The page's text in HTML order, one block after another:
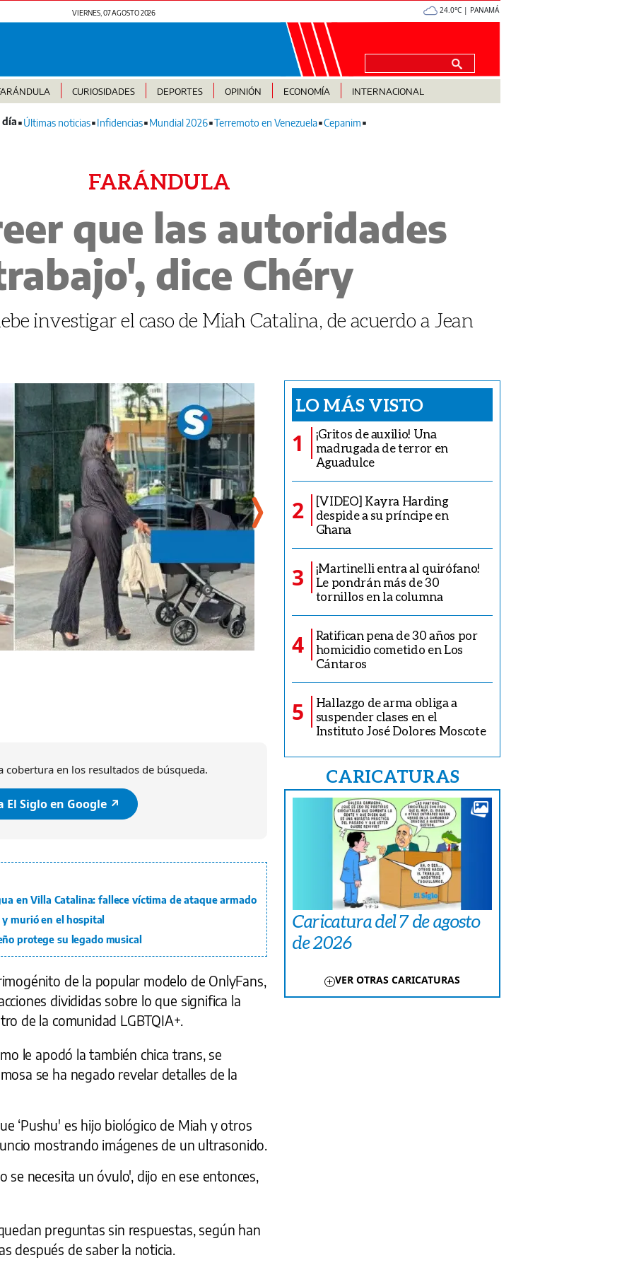
VIERNES, 07 AGOSTO 2026 24.0°C | PANAMÁ
CURIOSIDADES DEPORTES OPINIÓN ECONOMÍA INTERNACIONAL
Últimas noticias Infidencias Mundial 2026 Terremoto en Venezuela Cepanim
FARÁNDULA
que las autoridades
dice Chéry
investigar el caso de Miah Catalina, de acuerdo a Jean
cobertura en los resultados de búsqueda.
El Siglo en Google ↗️
en Villa Catalina: fallece víctima de ataque armado
murió en el hospital
protege su legado musical
de la popular modelo de OnlyFans,
divididas sobre lo que significa la
de la comunidad LGBTQIA+.
le apodó la también chica trans, se
se ha negado revelar detalles de la
‘Pushu' es hijo biológico de Miah y otros
mostrando imágenes de un ultrasonido.
se necesita un óvulo', dijo en ese entonces,
preguntas sin respuestas, según han
después de saber la noticia.
LO MÁS VISTO
1
¡Gritos de auxilio! Una
madrugada de terror en
Aguadulce
2
[VIDEO] Kayra Harding
despide a su príncipe en
Ghana
3
¡Martinelli entra al quirófano!
Le pondrán más de 30
tornillos en la columna
4
Ratifican pena de 30 años por
homicidio cometido en Los
Cántaros
5
Hallazgo de arma obliga a
suspender clases en el
Instituto José Dolores Moscote
CARICATURAS
Caricatura del 7 de agosto
de 2026
VER OTRAS CARICATURAS